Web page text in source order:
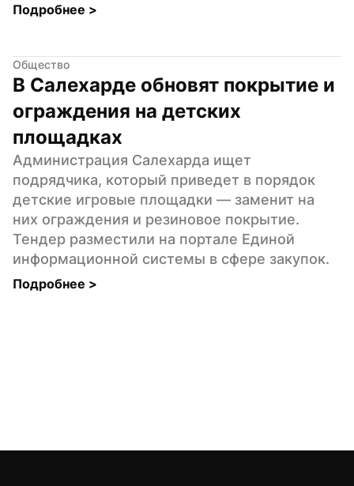
Подробнее >
Общество
В Салехарде обновят покрытие и
ограждения на детских
площадках
Администрация Салехарда ищет
подрядчика, который приведет в порядок
детские игровые площадки — заменит на
них ограждения и резиновое покрытие.
Тендер разместили на портале Единой
информационной системы в сфере закупок.
Подробнее >